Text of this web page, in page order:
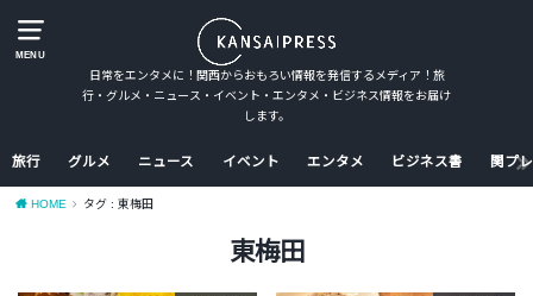
MENU
日常をエンタメに！関西からおもろい情報を発信するメディア！旅
行・グルメ・ニュース・イベント・エンタメ・ビジネス情報をお届け
します。
旅行 グルメ ニュース イベント エンタメ ビジネス書 関プ
HOME タグ : 東梅田
東梅田